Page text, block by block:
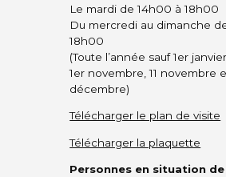
Le mardi de 14h00 à 18h00
Du mercredi au dimanche
18h00
(Toute l’année sauf 1er
1er novembre, 11 novembre
décembre)
Télécharger le plan de visite
Télécharger la plaquette
Personnes en situation